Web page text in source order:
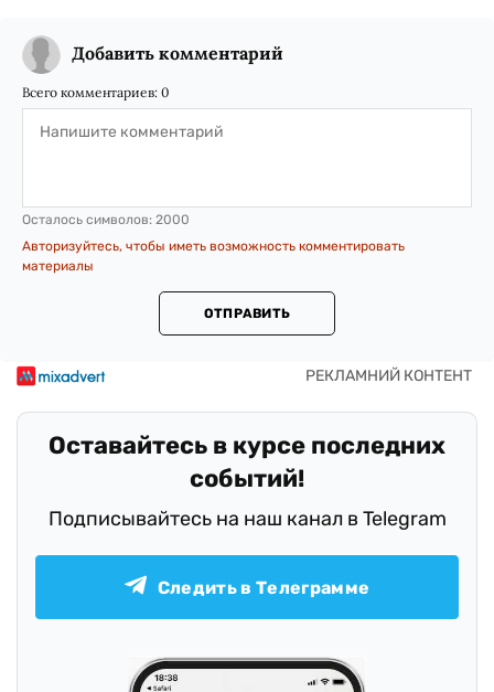
Добавить комментарий
Всего комментариев: 0
Осталось символов: 2000
Авторизуйтесь, чтобы иметь возможность комментировать
материалы
ОТПРАВИТЬ
Оставайтесь в курсе последних
событий!
Подписывайтесь на наш канал в Telegram
Следить в Телеграмме